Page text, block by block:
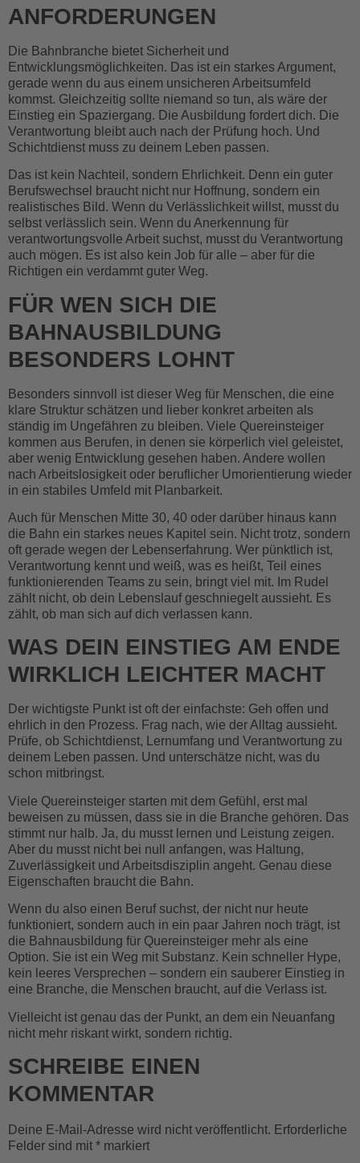
ANFORDERUNGEN
Die Bahnbranche bietet Sicherheit und
Entwicklungsmöglichkeiten. Das ist ein starkes Argument,
gerade wenn du aus einem unsicheren Arbeitsumfeld
kommst. Gleichzeitig sollte niemand so tun, als wäre der
Einstieg ein Spaziergang. Die Ausbildung fordert dich. Die
Verantwortung bleibt auch nach der Prüfung hoch. Und
Schichtdienst muss zu deinem Leben passen.
Das ist kein Nachteil, sondern Ehrlichkeit. Denn ein guter
Berufswechsel braucht nicht nur Hoffnung, sondern ein
realistisches Bild. Wenn du Verlässlichkeit willst, musst du
selbst verlässlich sein. Wenn du Anerkennung für
verantwortungsvolle Arbeit suchst, musst du Verantwortung
auch mögen. Es ist also kein Job für alle – aber für die
Richtigen ein verdammt guter Weg.
FÜR WEN SICH DIE
BAHNAUSBILDUNG
BESONDERS LOHNT
Besonders sinnvoll ist dieser Weg für Menschen, die eine
klare Struktur schätzen und lieber konkret arbeiten als
ständig im Ungefähren zu bleiben. Viele Quereinsteiger
kommen aus Berufen, in denen sie körperlich viel geleistet,
aber wenig Entwicklung gesehen haben. Andere wollen
nach Arbeitslosigkeit oder beruflicher Umorientierung wieder
in ein stabiles Umfeld mit Planbarkeit.
Auch für Menschen Mitte 30, 40 oder darüber hinaus kann
die Bahn ein starkes neues Kapitel sein. Nicht trotz, sondern
oft gerade wegen der Lebenserfahrung. Wer pünktlich ist,
Verantwortung kennt und weiß, was es heißt, Teil eines
funktionierenden Teams zu sein, bringt viel mit. Im Rudel
zählt nicht, ob dein Lebenslauf geschniegelt aussieht. Es
zählt, ob man sich auf dich verlassen kann.
WAS DEIN EINSTIEG AM ENDE
WIRKLICH LEICHTER MACHT
Der wichtigste Punkt ist oft der einfachste: Geh offen und
ehrlich in den Prozess. Frag nach, wie der Alltag aussieht.
Prüfe, ob Schichtdienst, Lernumfang und Verantwortung zu
deinem Leben passen. Und unterschätze nicht, was du
schon mitbringst.
Viele Quereinsteiger starten mit dem Gefühl, erst mal
beweisen zu müssen, dass sie in die Branche gehören. Das
stimmt nur halb. Ja, du musst lernen und Leistung zeigen.
Aber du musst nicht bei null anfangen, was Haltung,
Zuverlässigkeit und Arbeitsdisziplin angeht. Genau diese
Eigenschaften braucht die Bahn.
Wenn du also einen Beruf suchst, der nicht nur heute
funktioniert, sondern auch in ein paar Jahren noch trägt, ist
die Bahnausbildung für Quereinsteiger mehr als eine
Option. Sie ist ein Weg mit Substanz. Kein schneller Hype,
kein leeres Versprechen – sondern ein sauberer Einstieg in
eine Branche, die Menschen braucht, auf die Verlass ist.
Vielleicht ist genau das der Punkt, an dem ein Neuanfang
nicht mehr riskant wirkt, sondern richtig.
SCHREIBE EINEN
KOMMENTAR
Deine E-Mail-Adresse wird nicht veröffentlicht. Erforderliche
Felder sind mit * markiert